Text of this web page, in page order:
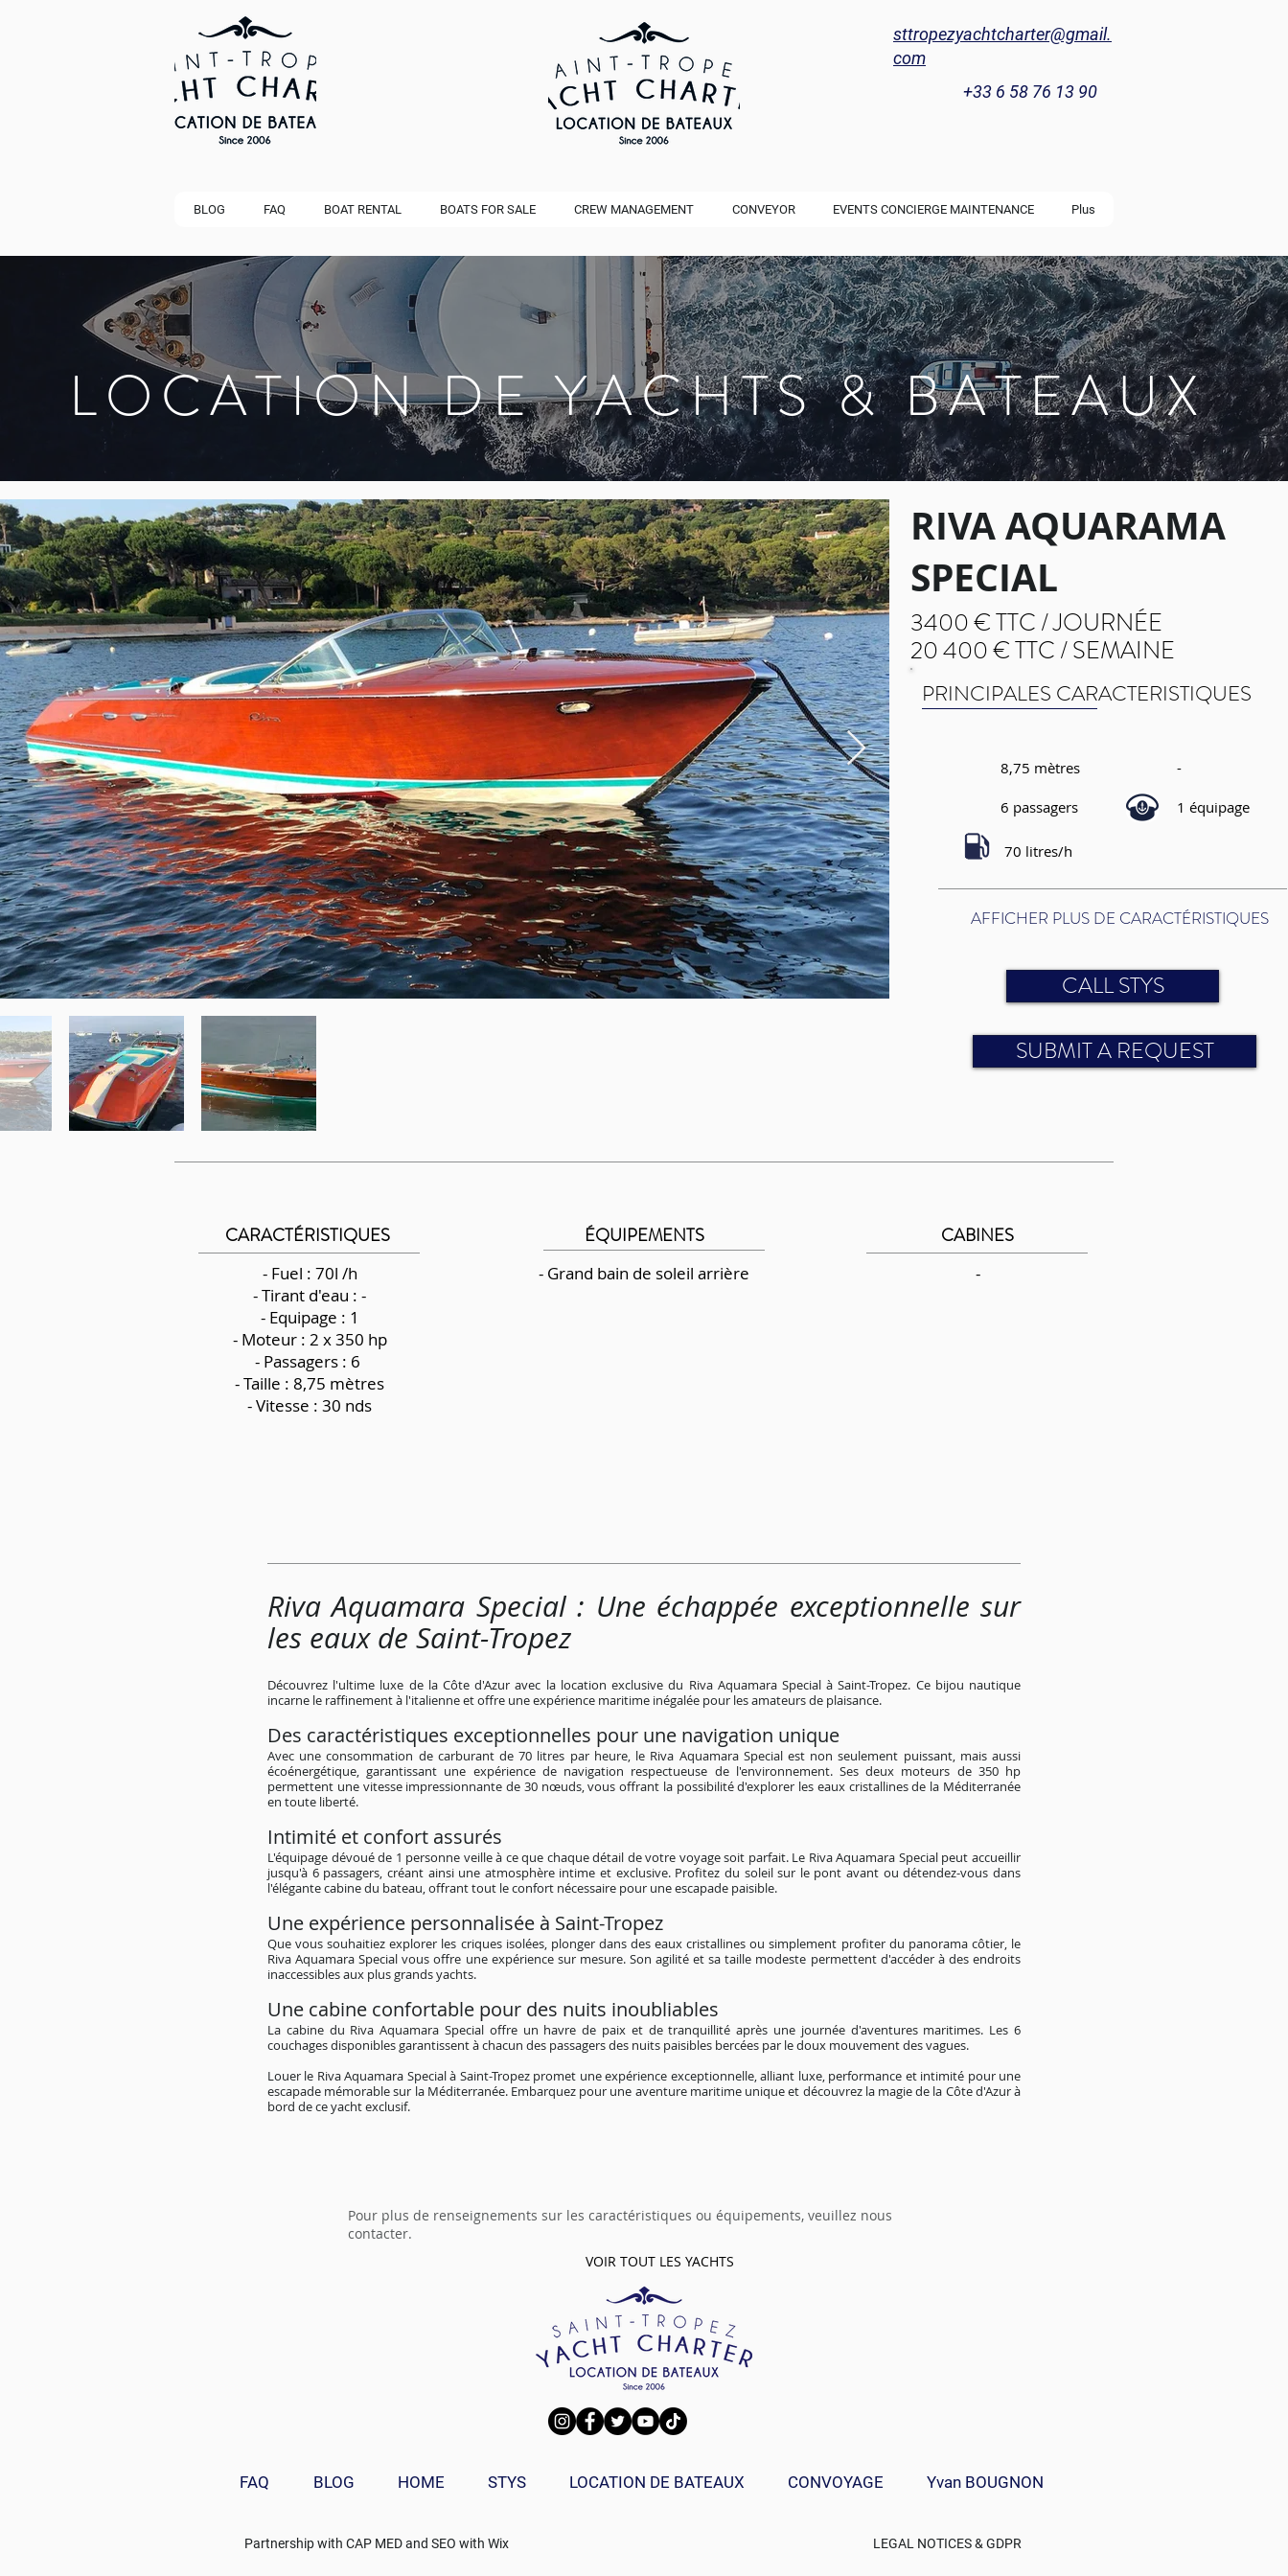
sttropezyachtcharter@gmail.
com
+33 6 58 76 13 90
BLOG FAQ BOAT RENTAL BOATS FOR SALE CREW MANAGEMENT CONVEYOR EVENTS CONCIERGE MAINTENANCE Plus
LOCATION DE YACHTS & BATEAUX
RIVA AQUARAMA
SPECIAL
3400 € TTC /JOURNÉE
20 400 € TTC / SEMAINE
PRINCIPALES CARACTERISTIQUES
8,75 mètres
6 passagers
70 litres/h
-
1 équipage
AFFICHER PLUS DE CARACTÉRISTIQUES
CALL STYS
SUBMIT A REQUEST
CARACTÉRISTIQUES
- Fuel : 70l /h
-Tirant d'eau : -
- Equipage : 1
- Moteur : 2 x 350 hp
- Passagers : 6
- Taille : 8,75 mètres
- Vitesse : 30 nds
ÉQUIPEMENTS
- Grand bain de soleil arrière
CABINES
-
Riva Aquamara Special : Une échappée exceptionnelle sur
les eaux de Saint-Tropez
Découvrez l'ultime luxe de la Côte d'Azur avec la location exclusive du Riva Aquamara Special à Saint-Tropez. Ce bijou nautique
incarne le raffinement à l'italienne et offre une expérience maritime inégalée pour les amateurs de plaisance.
Des caractéristiques exceptionnelles pour une navigation unique
Avec une consommation de carburant de 70 litres par heure, le Riva Aquamara Special est non seulement puissant, mais aussi
écoénergétique, garantissant une expérience de navigation respectueuse de l'environnement. Ses deux moteurs de 350 hp
permettent une vitesse impressionnante de 30 nœuds, vous offrant la possibilité d'explorer les eaux cristallines de la Méditerranée
en toute liberté.
Intimité et confort assurés
L'équipage dévoué de 1 personne veille à ce que chaque détail de votre voyage soit parfait. Le Riva Aquamara Special peut accueillir
jusqu'à 6 passagers, créant ainsi une atmosphère intime et exclusive. Profitez du soleil sur le pont avant ou détendez-vous dans
l'élégante cabine du bateau, offrant tout le confort nécessaire pour une escapade paisible.
Une expérience personnalisée à Saint-Tropez
Que vous souhaitiez explorer les criques isolées, plonger dans des eaux cristallines ou simplement profiter du panorama côtier, le
Riva Aquamara Special vous offre une expérience sur mesure. Son agilité et sa taille modeste permettent d'accéder à des endroits
inaccessibles aux plus grands yachts.
Une cabine confortable pour des nuits inoubliables
La cabine du Riva Aquamara Special offre un havre de paix et de tranquillité après une journée d'aventures maritimes. Les 6
couchages disponibles garantissent à chacun des passagers des nuits paisibles bercées par le doux mouvement des vagues.
Louer le Riva Aquamara Special à Saint-Tropez promet une expérience exceptionnelle, alliant luxe, performance et intimité pour une
escapade mémorable sur la Méditerranée. Embarquez pour une aventure maritime unique et découvrez la magie de la Côte d'Azur à
bord de ce yacht exclusif.
Pour plus de renseignements sur les caractéristiques ou équipements, veuillez nous
contacter.
VOIR TOUT LES YACHTS
FAQ BLOG HOME STYS LOCATION DE BATEAUX CONVOYAGE Yvan BOUGNON
Partnership with CAP MEDand SEO with Wix LEGAL NOTICES & GDPR